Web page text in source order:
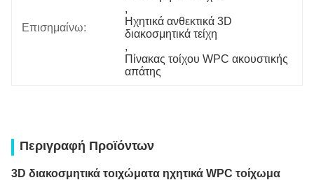
Επισημαίνω:
,
Ηχητικά ανθεκτικά 3D
διακοσμητικά τείχη
,
Πίνακας τοίχου WPC ακουστικής
απάτης
Περιγραφή Προϊόντων
3D διακοσμητικά τοιχώματα ηχητικά WPC τοίχωμα